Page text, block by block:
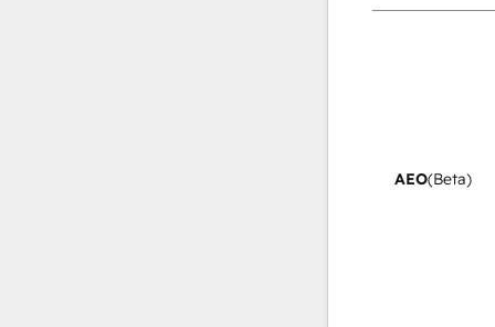
AEO(Beta)